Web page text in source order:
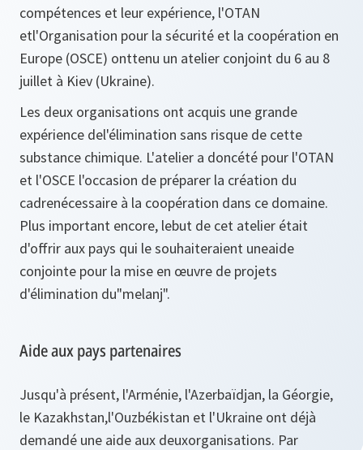
compétences et leur expérience, l'OTAN
etl'Organisation pour la sécurité et la coopération en
Europe (OSCE) onttenu un atelier conjoint du 6 au 8
juillet à Kiev (Ukraine).
Les deux organisations ont acquis une grande
expérience del'élimination sans risque de cette
substance chimique. L'atelier a doncété pour l'OTAN
et l'OSCE l'occasion de préparer la création du
cadrenécessaire à la coopération dans ce domaine.
Plus important encore, lebut de cet atelier était
d'offrir aux pays qui le souhaiteraient uneaide
conjointe pour la mise en œuvre de projets
d'élimination du"melanj".
Aide aux pays partenaires
Jusqu'à présent, l'Arménie, l'Azerbaïdjan, la Géorgie,
le Kazakhstan,l'Ouzbékistan et l'Ukraine ont déjà
demandé une aide aux deuxorganisations. Par